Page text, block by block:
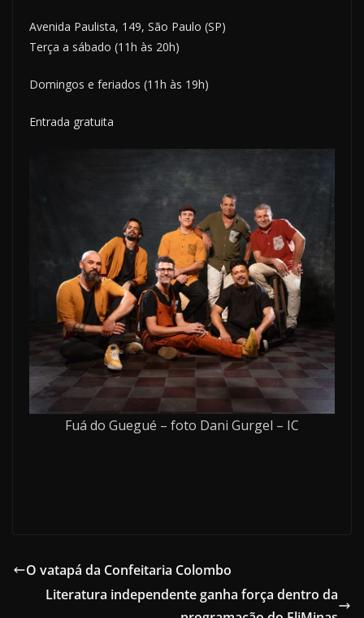
Avenida Paulista, 149, São Paulo (SP)
Terça a sábado (11h às 20h)
Domingos e feriados (11h às 19h)
Entrada gratuita
Fuá do Guegué – foto Dani Gurgel – IC
O vatapá da Confeitaria Colombo
Literatura independente ganha força dentro da